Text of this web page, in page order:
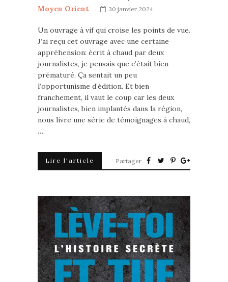
Moyen Orient
30 janvier 2024
Un ouvrage à vif qui croise les points de vue.
J’ai reçu cet ouvrage avec une certaine
appréhension: écrit à chaud par deux
journalistes, je pensais que c’était bien
prématuré. Ça sentait un peu
l’opportunisme d’édition. Et bien
franchement, il vaut le coup car les deux
journalistes, bien implantés dans la région,
nous livre une série de témoignages à chaud,
…
Lire l'article Partager